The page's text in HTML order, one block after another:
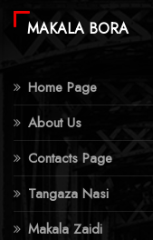
MAKALA BORA
Home Page
About Us
Contacts Page
Tangaza Nasi
Makala Zaidi